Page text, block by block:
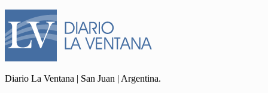
Diario La Ventana | San Juan | Argentina.